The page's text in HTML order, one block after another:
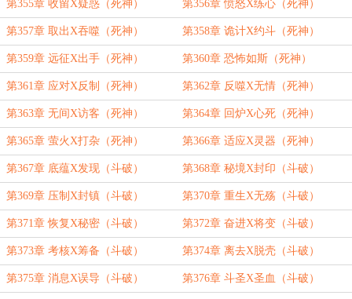
第355章 收留X疑惑（死神） 第356章 愤怒X练心（死神）
第357章 取出X吞噬（死神） 第358章 诡计X约斗（死神）
第359章 远征X出手（死神） 第360章 恐怖如斯（死神）
第361章 应对X反制（死神） 第362章 反噬X无情（死神）
第363章 无间X访客（死神） 第364章 回炉X心死（死神）
第365章 萤火X打杂（死神） 第366章 适应X灵器（死神）
第367章 底蕴X发现（斗破） 第368章 秘境X封印（斗破）
第369章 压制X封镇（斗破） 第370章 重生X无殇（斗破）
第371章 恢复X秘密（斗破） 第372章 奋进X将变（斗破）
第373章 考核X筹备（斗破） 第374章 离去X脱壳（斗破）
第375章 消息X误导（斗破） 第376章 斗圣X圣血（斗破）